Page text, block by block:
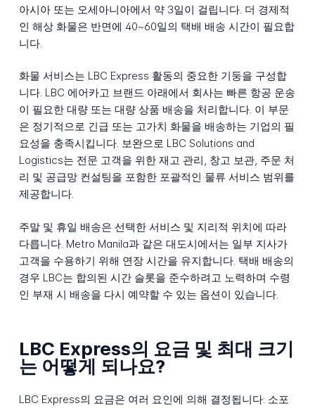
아시아 또는 오세아니아에서 약 3일이 걸립니다. 더 경제적
인 해상 화물은 반면에 40~60일의 택배 배송 시간이 필요합
니다.
화물 서비스는 LBC Express 활동의 중요한 기둥을 구성합
니다. LBC 에어카고 브랜드 아래에서 회사는 빠른 항공 운송
이 필요한 대량 또는 대량 상품 배송을 처리합니다. 이 부문
은 정기적으로 긴급 또는 고가치 화물을 배송하는 기업의 필
요성을 충족시킵니다. 보완으로 LBC Solutions and
Logistics는 전문 고객을 위한 재고 관리, 창고 보관, 주문 처
리 및 공급망 컨설팅을 포함한 포괄적인 물류 서비스 범위를
제공합니다.
주말 및 휴일 배송은 선택한 서비스 및 지리적 위치에 따라
다릅니다. Metro Manila과 같은 대도시에서는 일부 지사가
고객을 수용하기 위해 연장 시간을 유지합니다. 택배 배송의
경우 LBC는 합의된 시간 슬롯을 준수하려고 노력하며 수령
인 부재 시 배송을 다시 예약할 수 있는 옵션이 있습니다.
LBC Express의 요금 및 최대 크기
는 어떻게 되나요?
LBC Express의 요금은 여러 요인에 의해 결정됩니다: 소포